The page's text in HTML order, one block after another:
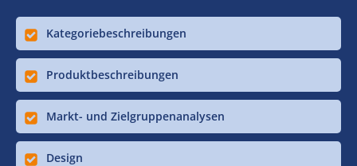
Kategoriebeschreibungen
Produktbeschreibungen
Markt- und Zielgruppenanalysen
Design